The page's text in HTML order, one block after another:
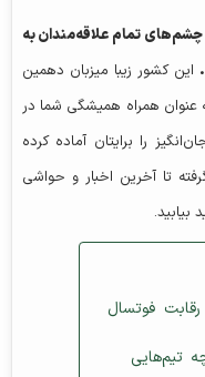
۲۴ شهریور تا یکشنبه، ۱۵ مهر ۱۴۰۳، چشم‌های تمام علاقه‌مندان به
این کشور زیبا میزبان دهمین
عنوان همراه همیشگی شما در
را برایتان آماده کرده
تا آخرین اخبار و حواشی
بیابید.
رقابت فوتسال
فوتسال ۲۰۲۴: چه تیم‌هایی